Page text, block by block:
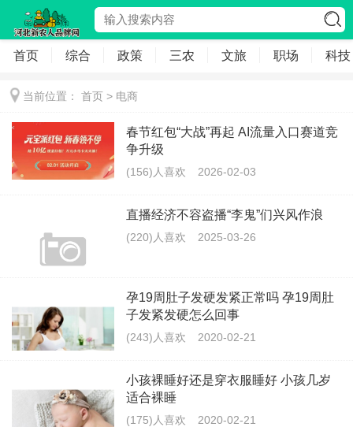
首页 综合 政策 三农 文旅 职场 科技
当前位置： 首页 > 电商
春节红包“大战”再起 AI流量入口赛道竞
争升级
(156)人喜欢 2026-02-03
直播经济不容盗播“李鬼”们兴风作浪
(220)人喜欢 2025-03-26
孕19周肚子发硬发紧正常吗 孕19周肚
子发紧发硬怎么回事
(243)人喜欢 2020-02-21
小孩裸睡好还是穿衣服睡好 小孩几岁
适合裸睡
(175)人喜欢 2020-02-21